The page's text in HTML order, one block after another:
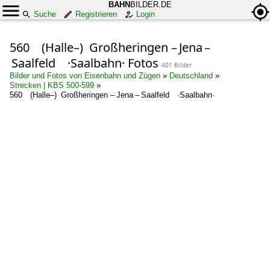
BAHN BILDER.DE
Suche
Registrieren Login
560 (Halle–) Großheringen – Jena –
Saalfeld ·Saalbahn· Fotos 401 Bilder
Bilder und Fotos von Eisenbahn und Zügen » Deutschland »
Strecken | KBS 500-599 »
560 (Halle–) Großheringen – Jena – Saalfeld ·Saalbahn·